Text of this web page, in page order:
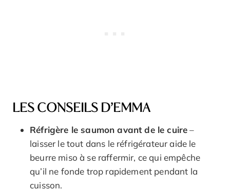
LES CONSEILS D’EMMA
Réfrigère le saumon avant de le cuire–
laisser le tout dans le réfrigérateur aide le
beurre miso à se raffermir, ce qui empêche
qu’il ne fonde trop rapidement pendant la
cuisson.